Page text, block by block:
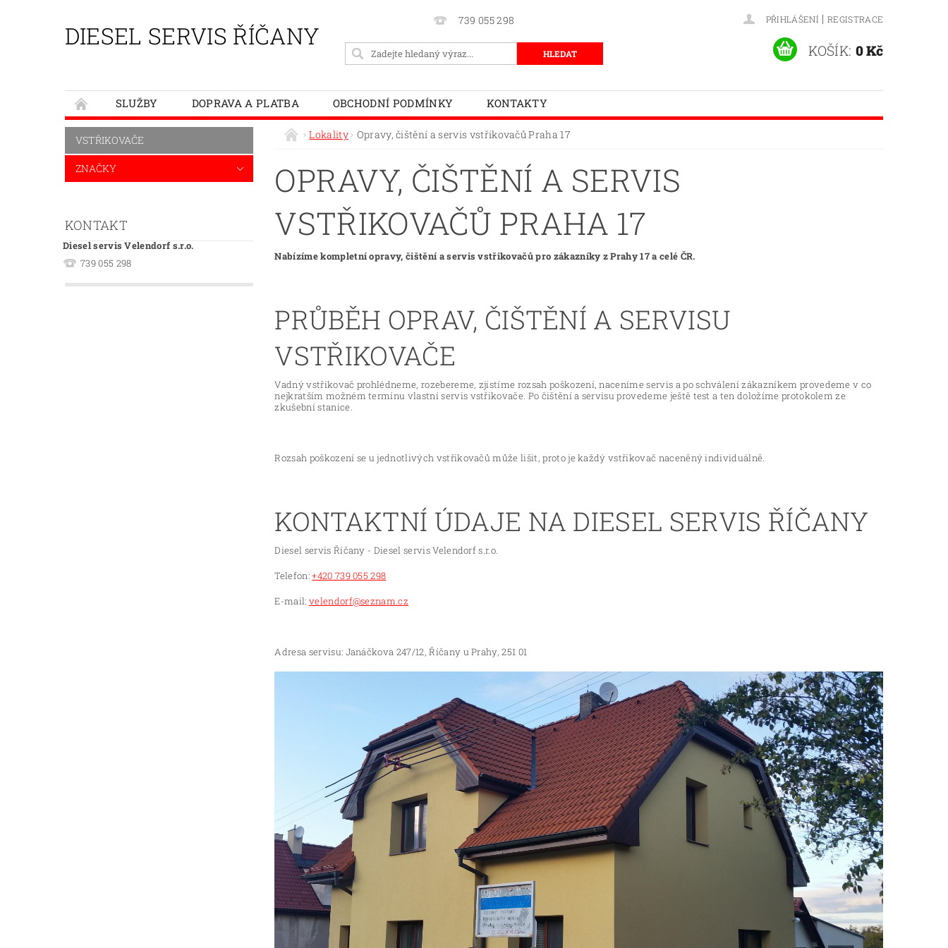
DIESEL SERVIS ŘÍČANY
739 055 298 PŘIHLÁŠENÍ | REGISTRACE
KOŠÍK: 0 Kč
SLUŽBY DOPRAVA A PLATBA OBCHODNÍ PODMÍNKY KONTAKTY
VSTŘIKOVAČE
ZNAČKY
KONTAKT
Diesel servis Velendorf s.r.o.
739 055 298
Lokality Opravy, čištění a servis vstřikovačů Praha 17
OPRAVY, ČIŠTĚNÍ A SERVIS
VSTŘIKOVAČŮ PRAHA 17
Nabízíme kompletní opravy, čištění a servis vstřikovačů pro zákazníky z Prahy 17 a celé ČR.
PRŮBĚH OPRAV, ČIŠTĚNÍ A SERVISU
VSTŘIKOVAČE
Vadný vstřikovač prohlédneme, rozebereme, zjistíme rozsah poškození, naceníme servis a po schválení zákazníkem provedeme v co
nejkratším možném termínu vlastní servis vstřikovače. Po čištění a servisu provedeme ještě test a ten doložíme protokolem ze
zkušební stanice.
Rozsah poškození se u jednotlivých vstřikovačů může lišit, proto je každý vstřikovač naceněný individuálně.
KONTAKTNÍ ÚDAJE NA DIESEL SERVIS ŘÍČANY
Diesel servis Říčany - Diesel servis Velendorf s.r.o.
Telefon:+420 739 055 298
E-mail: velendorf@seznam.cz
Adresa servisu: Janáčkova 247/12, Říčany u Prahy, 251 01